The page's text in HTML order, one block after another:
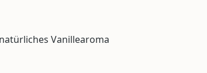
Vanillearoma